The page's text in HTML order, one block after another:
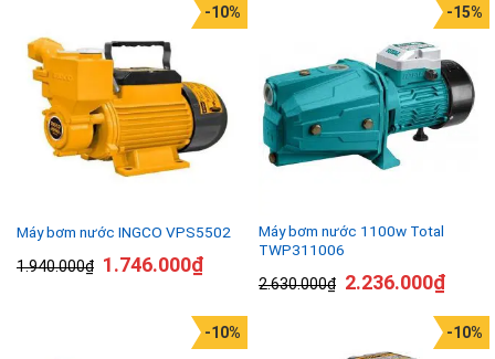
Máy bơm nước INGCO VPS5502
1.940.000₫
-10%
1.746.000₫
Máy bơm nước 1100w Total
TWP311006
2.630.000₫
-15%
2.236.000₫
-10% -10%